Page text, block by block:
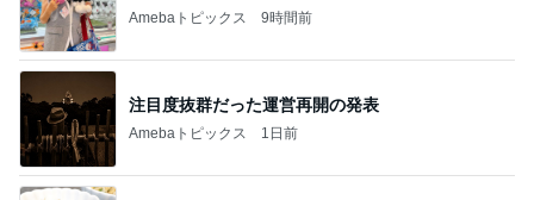
Amebaトピックス 9時間前
注目度抜群だった運営再開の発表
Amebaトピックス 1日前